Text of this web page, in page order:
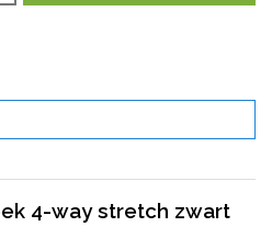
4-way stretch zwart